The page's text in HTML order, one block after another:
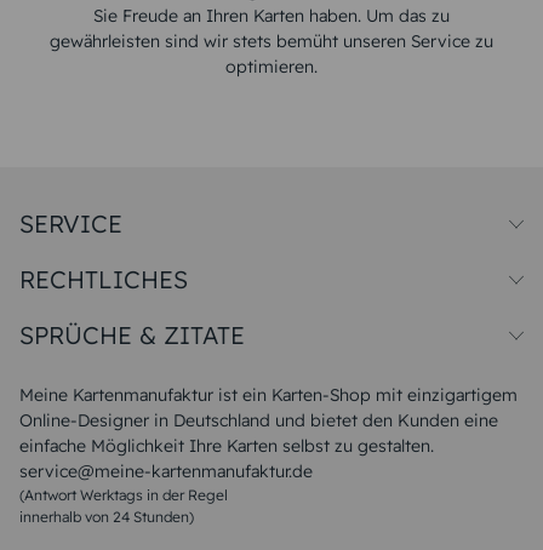
Sie Freude an Ihren Karten haben. Um das zu
gewährleisten sind wir stets bemüht unseren Service zu
optimieren.
Meine Kartenmanufaktur ist ein Karten-Shop mit einzigartigem
Online-Designer in Deutschland und bietet den Kunden eine
einfache Möglichkeit Ihre Karten selbst zu gestalten.
service@meine-kartenmanufaktur.de
(Antwort Werktags in der Regel
innerhalb von 24 Stunden)
SERVICE
Papiersorten
Unsere Produktion
Magazin
FAQ
RECHTLICHES
Widerrufsbelehrung
SPRÜCHE & ZITATE
Liebeskummer Sprüche
Sommer Sprüche
Muttertagssprüche
Sprüche zur Hochzeit
Sprüche zur Konfirmation & Kommunion
Weihnachtsgedichte